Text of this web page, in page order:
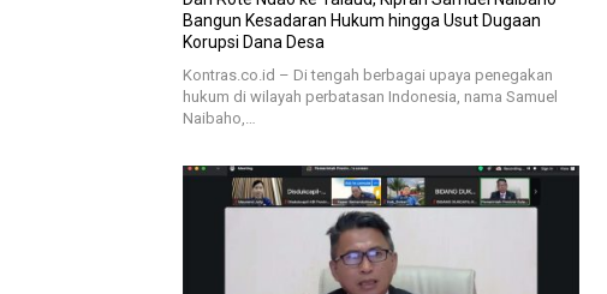
Bangun Kesadaran Hukum hingga Usut Dugaan
Korupsi Dana Desa
Kontras.co.id – Di tengah berbagai upaya penegakan
hukum di wilayah perbatasan Indonesia, nama Samuel
Naibaho,…